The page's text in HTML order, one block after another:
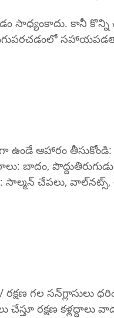
సాధ్యంకాదు. కానీ
ఉండే ఆహారం తీసుకోండి:
బాదం,
ఒమెగా-3 ఫ్యాటీ
బయటకు వెళ్లేటప్పుడు UV రక్షణ గల
రక్షణ కళ్లద్దాలు